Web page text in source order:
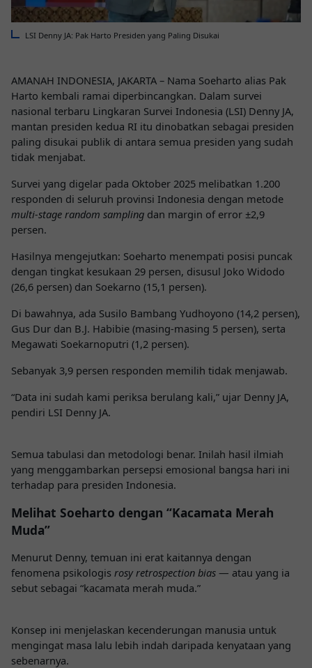
LSI Denny JA: Pak Harto Presiden yang Paling Disukai
AMANAH INDONESIA, JAKARTA – Nama Soeharto alias Pak
Harto kembali ramai diperbincangkan. Dalam survei
nasional terbaru Lingkaran Survei Indonesia (LSI) Denny JA,
mantan presiden kedua RI itu dinobatkan sebagai presiden
paling disukai publik di antara semua presiden yang sudah
tidak menjabat.
Survei yang digelar pada Oktober 2025 melibatkan 1.200
responden di seluruh provinsi Indonesia dengan metode
multi-stage random sampling dan margin of error ±2,9
persen.
Hasilnya mengejutkan: Soeharto menempati posisi puncak
dengan tingkat kesukaan 29 persen, disusul Joko Widodo
(26,6 persen) dan Soekarno (15,1 persen).
Di bawahnya, ada Susilo Bambang Yudhoyono (14,2 persen),
Gus Dur dan B.J. Habibie (masing-masing 5 persen), serta
Megawati Soekarnoputri (1,2 persen).
Sebanyak 3,9 persen responden memilih tidak menjawab.
“Data ini sudah kami periksa berulang kali,” ujar Denny JA,
pendiri LSI Denny JA.
Semua tabulasi dan metodologi benar. Inilah hasil ilmiah
yang menggambarkan persepsi emosional bangsa hari ini
terhadap para presiden Indonesia.
Melihat Soeharto dengan “Kacamata Merah
Muda”
Menurut Denny, temuan ini erat kaitannya dengan
fenomena psikologis rosy retrospection bias — atau yang ia
sebut sebagai “kacamata merah muda.”
Konsep ini menjelaskan kecenderungan manusia untuk
mengingat masa lalu lebih indah daripada kenyataan yang
sebenarnya.